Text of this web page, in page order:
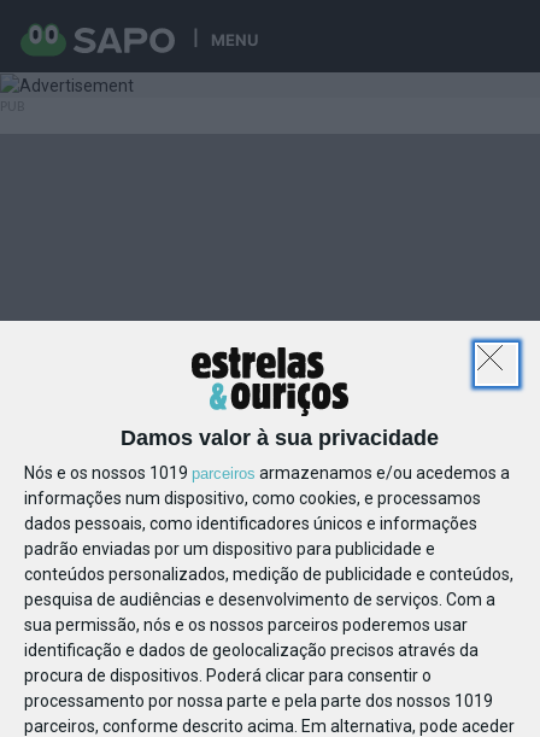
MENU
Damos valor à sua privacidade
Nós e os nossos 1019 parceiros armazenamos e/ou acedemos a
informações num dispositivo, como cookies, e processamos
dados pessoais, como identificadores únicos e informações
padrão enviadas por um dispositivo para publicidade e
conteúdos personalizados, medição de publicidade e conteúdos,
pesquisa de audiências e desenvolvimento de serviços. Com a
sua permissão, nós e os nossos parceiros poderemos usar
identificação e dados de geolocalização precisos através da
procura de dispositivos. Poderá clicar para consentir o
processamento por nossa parte e pela parte dos nossos 1019
parceiros, conforme descrito acima. Em alternativa, pode aceder